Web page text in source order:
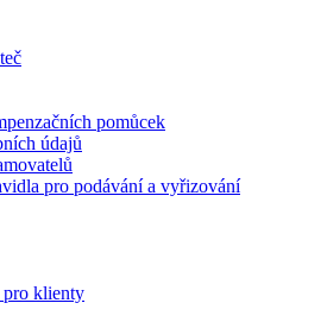
pomůcek
údajů
pro podávání a vyřizování
pro klienty